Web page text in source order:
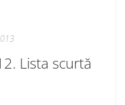
Lista scurtă